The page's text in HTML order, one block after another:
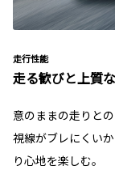
走行性能
走る歓びと上質
意のままの走りと
視線がブレにくい
り心地を楽しむ。